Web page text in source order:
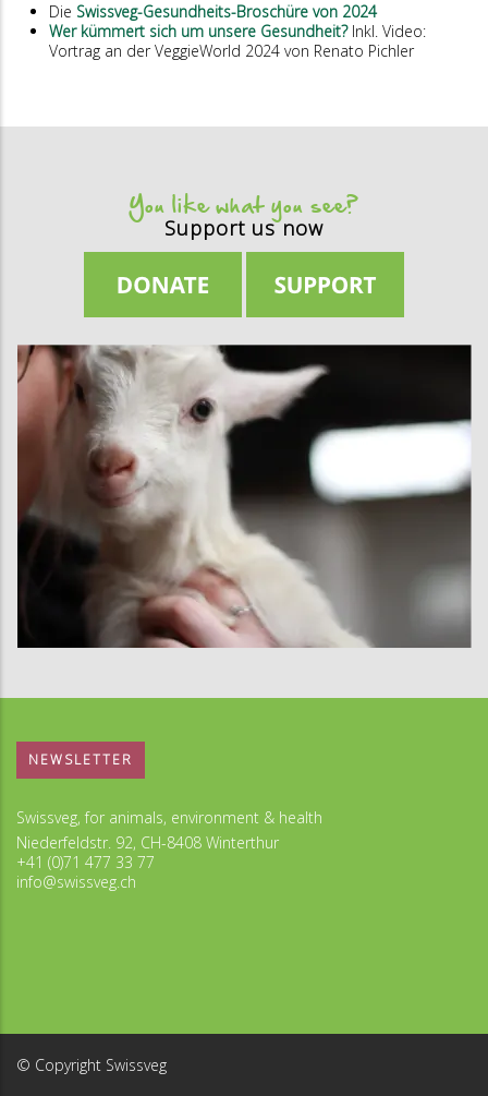
Die Swissveg-Gesundheits-Broschüre von 2024
Wer kümmert sich um unsere Gesundheit?Inkl. Video:
Vortrag an der VeggieWorld 2024 von Renato Pichler
You like what you see?
Support us now
NEWSLETTER
Swissveg, for animals, environment & health
Niederfeldstr. 92, CH-8408 Winterthur
+41 (0)71 477 33 77
info@swissveg.ch
© Copyright Swissveg